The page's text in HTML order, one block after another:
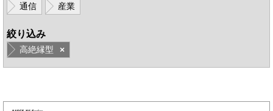
通信 産業
絞り込み
高絶縁型 ×